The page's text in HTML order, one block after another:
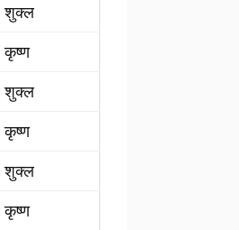
शुक्ल
कृष्ण
शुक्ल
कृष्ण
शुक्ल
कृष्ण